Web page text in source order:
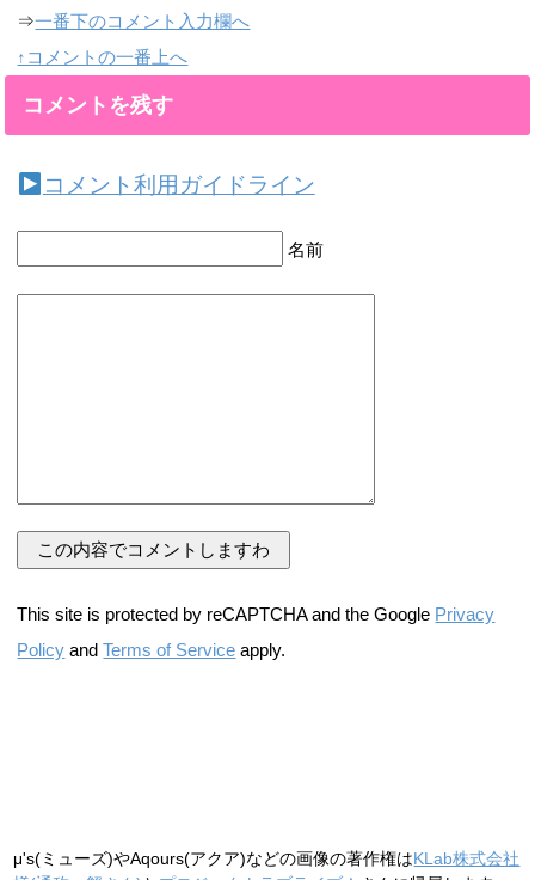
⇒一番下のコメント入力欄へ
↑コメントの一番上へ
コメントを残す
コメント利用ガイドライン
名前
This site is protected by reCAPTCHA and the Google Privacy
Policy andTerms of Service apply.
μ's(ミューズ)やAqours(アクア)などの画像の著作権はKLab株式会社